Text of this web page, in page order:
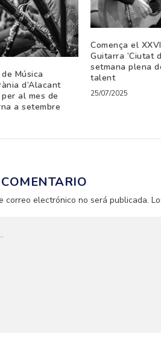
Música
d’Alacant
al mes de
a setembre
Comença el
Guitarra ‘Ciutat
setmana plena
talent
25/07/2025
correo electrónico no será publicada.